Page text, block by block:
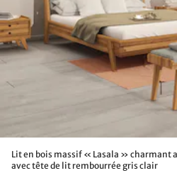
Lit en bois massif « Lasala » charmant
avec tête de lit rembourrée gris clair